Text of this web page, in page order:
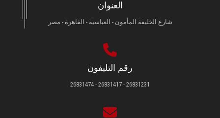
العنوان
شارع الخليفة المأمون - العباسية - القاهرة - مصر
رقم التليفون
26831231 - 26831417 - 26831474